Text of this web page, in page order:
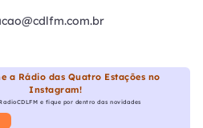
a Rádio das Quatro Estações no
Instagram!
e fique por dentro das novidades